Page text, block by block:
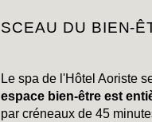
SCEAU DU BIEN-
Le spa de l'Hôtel Aoriste
espace bien-être est
par créneaux de 45